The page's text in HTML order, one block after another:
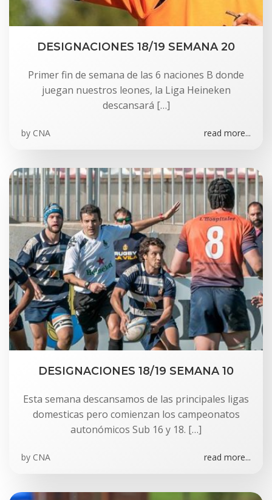
DESIGNACIONES 18/19 SEMANA 20
Primer fin de semana de las 6 naciones B donde
juegan nuestros leones, la Liga Heineken
descansará […]
by CNA read more...
DESIGNACIONES 18/19 SEMANA 10
Esta semana descansamos de las principales ligas
domesticas pero comienzan los campeonatos
autonómicos Sub 16 y 18. […]
by CNA read more...